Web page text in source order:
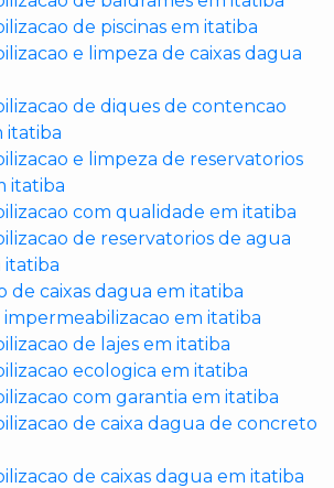
de piscinas em itatiba
e limpeza de caixas dagua
de diques de contencao
itatiba
e limpeza de reservatorios
itatiba
com qualidade em itatiba
de reservatorios de agua
itatiba
de caixas dagua em itatiba
impermeabilizacao em itatiba
de lajes em itatiba
ecologica em itatiba
com garantia em itatiba
de caixa dagua de concreto
de caixas dagua em itatiba